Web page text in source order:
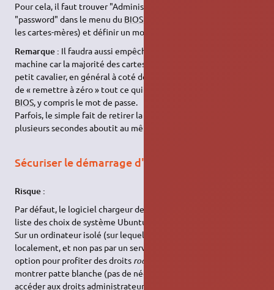
Pour cela, il faut trouver "Administrator password" ou
"password" dans le menu du BIOS
les cartes-mères) et définir un mot de passe.
Remarque : Il faudra aussi empêcher les intrus d'ouvrir la
machine car la majorité des cartes-mères sont équipées d'un
petit cavalier, en général à coté de la pile du
de « remettre à zéro » tout ce qui a été paramétré au niveau du
BIOS, y compris le mot de passe.
Parfois, le simple fait de retirer la pile du
plusieurs secondes aboutit au même résultat.
Sécuriser le démarrage d'Ubuntu (GRUB)
Risque :
Par défaut, le logiciel chargeur de système
liste des choix de système Ubuntu en
Sur un ordinateur isolé (sur lequel la gestion d'accès est gérée
localement, et non pas par un serveur) il suffit de choisir cette
option pour profiter des droits root
montrer patte blanche (pas de nécessité de mot de passe pour
accéder aux droits administrateurs) !